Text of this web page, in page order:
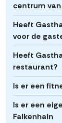
centrum
Heeft
voor de
Heeft
restaurant?
Is er een
Is er een
Falkenhain